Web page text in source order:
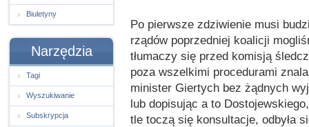
Biuletyny
Narzędzia
Tagi
Wyszukiwanie
Subskrypcja
Po pierwsze zdziwienie musi
rządów poprzedniej koalicji
tłumaczy się przed komisją
poza wszelkimi procedurami
minister Giertych bez żądnych
lub dopisując a to
tle toczą się konsultacje, odbyła